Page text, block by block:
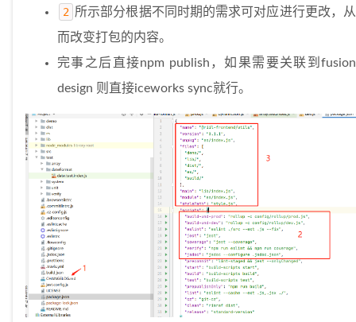
2 所示部分根据不同时期的需求可对应进行更改，从
而改变打包的内容。
完事之后直接npm publish，如果需要关联到fusion
design 则直接iceworks sync就行。